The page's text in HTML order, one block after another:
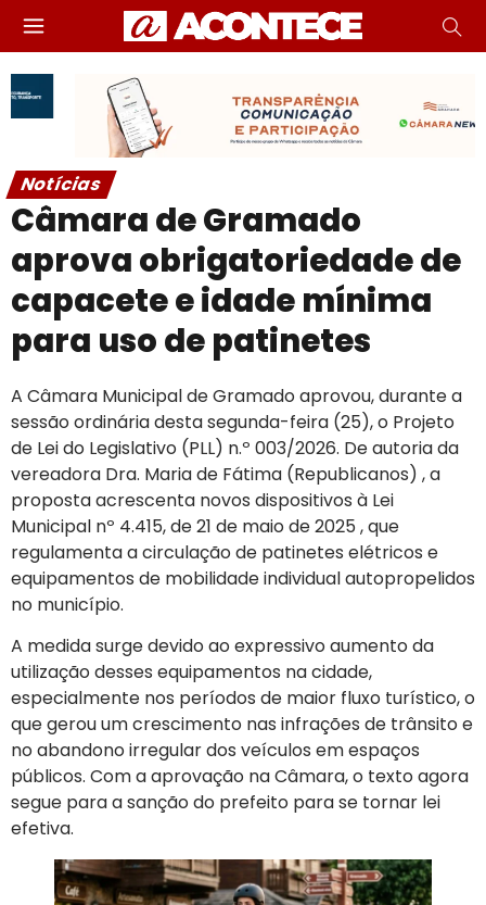
Notícias
Câmara de Gramado
aprova obrigatoriedade de
capacete e idade mínima
para uso de patinetes
A Câmara Municipal de Gramado aprovou, durante a
sessão ordinária desta segunda-feira (25), o Projeto
de Lei do Legislativo (PLL) n.º 003/2026. De autoria da
vereadora Dra. Maria de Fátima (Republicanos) , a
proposta acrescenta novos dispositivos à Lei
Municipal nº 4.415, de 21 de maio de 2025 , que
regulamenta a circulação de patinetes elétricos e
equipamentos de mobilidade individual autopropelidos
no município.
A medida surge devido ao expressivo aumento da
utilização desses equipamentos na cidade,
especialmente nos períodos de maior fluxo turístico, o
que gerou um crescimento nas infrações de trânsito e
no abandono irregular dos veículos em espaços
públicos. Com a aprovação na Câmara, o texto agora
segue para a sanção do prefeito para se tornar lei
efetiva.